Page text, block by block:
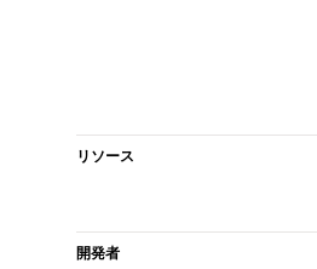
リソース
開発者